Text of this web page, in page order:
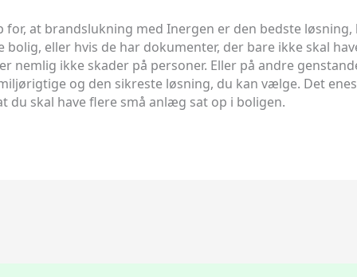
at brandslukning med Inergen er den bedste
eller hvis de har dokumenter, der bare ikke skal
nemlig ikke skader på personer. Eller på andre
og den sikreste løsning, du kan vælge. Det
skal have flere små anlæg sat op i boligen.